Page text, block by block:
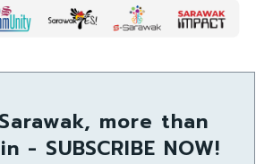
more than
- SUBSCRIBE NOW!